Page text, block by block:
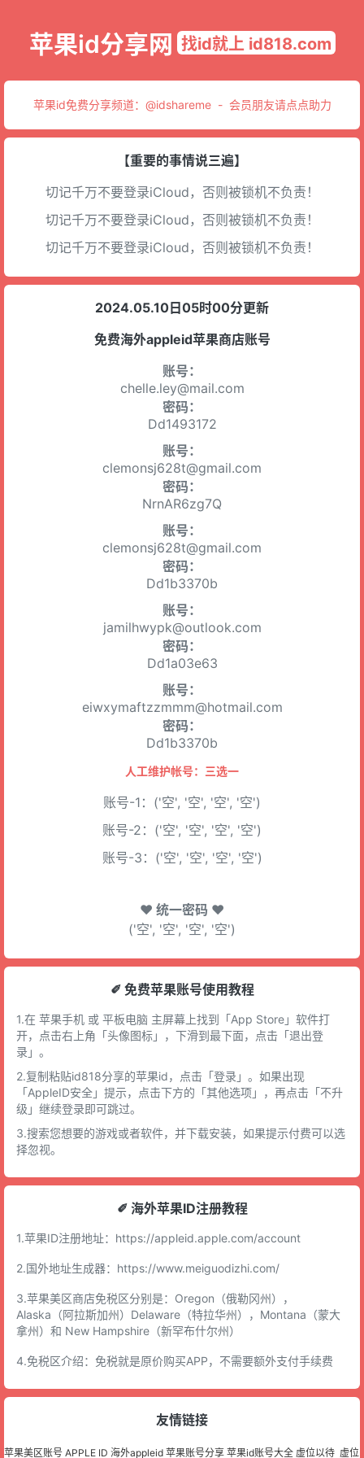
苹果id分享网 找id就上 id818.com
苹果id免费分享频道： @idshareme- 会员朋友请点点助力
【重要的事情说三遍】
切记千万不要登录iCloud，否则被锁机不负责！
切记千万不要登录iCloud，否则被锁机不负责！
切记千万不要登录iCloud，否则被锁机不负责！
2024.05.10日05时00分更新
免费海外appleid苹果商店账号
账号：
chelle.ley@mail.com
密码：
Dd1493172
账号：
clemonsj628t@gmail.com
密码：
NrnAR6zg7Q
账号：
clemonsj628t@gmail.com
密码：
Dd1b3370b
账号：
jamilhwypk@outlook.com
密码：
Dd1a03e63
账号：
eiwxymaftzzmmm@hotmail.com
密码：
Dd1b3370b
人工维护帐号：三选一
账号-1：('空', '空', '空', '空')
账号-2：('空', '空', '空', '空')
账号-3：('空', '空', '空', '空')
♥ 统一密码 ♥
('空', '空', '空', '空')
✐ 免费苹果账号使用教程
1.在 苹果手机 或 平板电脑 主屏幕上找到「App Store」软件打
开，点击右上角「头像图标」，下滑到最下面，点击「退出登
录」。
2.复制粘贴id818分享的苹果id，点击「登录」。如果出现
「AppleID安全」提示，点击下方的「其他选项」，再点击「不升
级」继续登录即可跳过。
3.搜索您想要的游戏或者软件，并下载安装，如果提示付费可以选
择忽视。
✐ 海外苹果ID注册教程
1.苹果ID注册地址： https://appleid.apple.com/account
2.国外地址生成器： https://www.meiguodizhi.com/
3.苹果美区商店免税区分别是：Oregon（俄勒冈州），
Alaska（阿拉斯加州）Delaware（特拉华州），Montana（蒙大
拿州）和 New Hampshire（新罕布什尔州）
4.免税区介绍：免税就是原价购买APP，不需要额外支付手续费
友情链接
苹果美区账号 APPLE ID 海外appleid 苹果账号分享 苹果id账号大全 虚位以待 虚位